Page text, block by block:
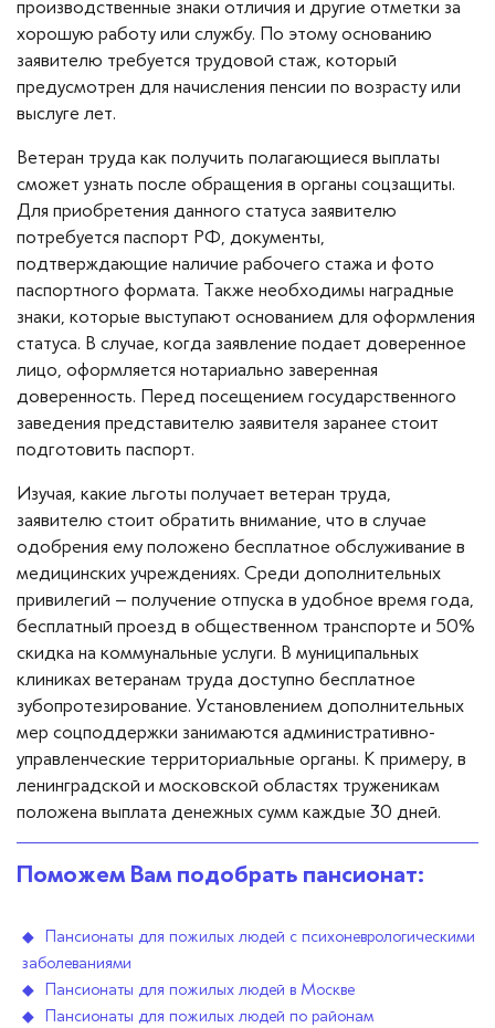
производственные знаки отличия и другие отметки за
хорошую работу или службу. По этому основанию
заявителю требуется трудовой стаж, который
предусмотрен для начисления пенсии по возрасту или
выслуге лет.
Ветеран труда как получить полагающиеся выплаты
сможет узнать после обращения в органы соцзащиты.
Для приобретения данного статуса заявителю
потребуется паспорт РФ, документы,
подтверждающие наличие рабочего стажа и фото
паспортного формата. Также необходимы наградные
знаки, которые выступают основанием для оформления
статуса. В случае, когда заявление подает доверенное
лицо, оформляется нотариально заверенная
доверенность. Перед посещением государственного
заведения представителю заявителя заранее стоит
подготовить паспорт.
Изучая, какие льготы получает ветеран труда,
заявителю стоит обратить внимание, что в случае
одобрения ему положено бесплатное обслуживание в
медицинских учреждениях. Среди дополнительных
привилегий – получение отпуска в удобное время года,
бесплатный проезд в общественном транспорте и 50%
скидка на коммунальные услуги. В муниципальных
клиниках ветеранам труда доступно бесплатное
зубопротезирование. Установлением дополнительных
мер соцподдержки занимаются административно-
управленческие территориальные органы. К примеру, в
ленинградской и московской областях труженикам
положена выплата денежных сумм каждые 30 дней.
Поможем Вам подобрать пансионат:
Пансионаты для пожилых людей с психоневрологическими
заболеваниями
Пансионаты для пожилых людей в Москве
Пансионаты для пожилых людей по районам